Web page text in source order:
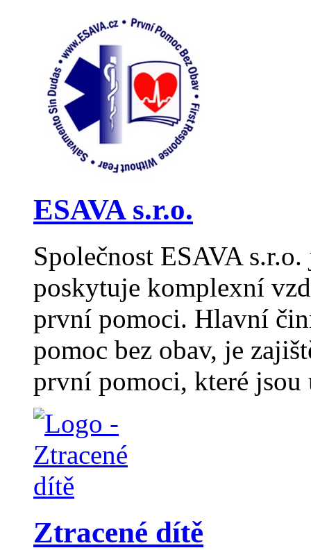
ESAVA s.r.o.
Společnost ESAVA
poskytuje komplexní
první pomoci. Hlavní
pomoc bez obav, je
první pomoci, které jsou
Ztracené dítě